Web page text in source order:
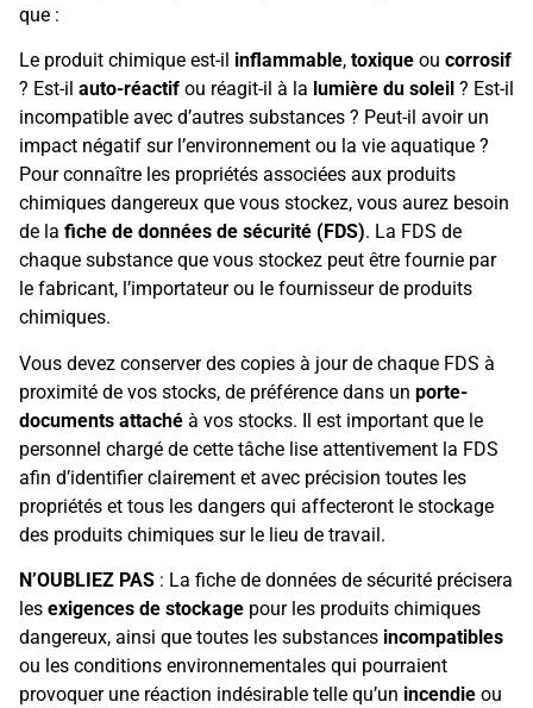
que :
Le produit chimique est-il inflammable, toxique ou corrosif
? Est-il auto-réactif ou réagit-il à la lumière du soleil ? Est-il
incompatible avec d’autres substances ? Peut-il avoir un
impact négatif sur l’environnement ou la vie aquatique ?
Pour connaître les propriétés associées aux produits
chimiques dangereux que vous stockez, vous aurez besoin
de la fiche de données de sécurité (FDS). La FDS de
chaque substance que vous stockez peut être fournie par
le fabricant, l’importateur ou le fournisseur de produits
chimiques.
Vous devez conserver des copies à jour de chaque FDS à
proximité de vos stocks, de préférence dans un porte-
documents attaché à vos stocks. Il est important que le
personnel chargé de cette tâche lise attentivement la FDS
afin d’identifier clairement et avec précision toutes les
propriétés et tous les dangers qui affecteront le stockage
des produits chimiques sur le lieu de travail.
N’OUBLIEZ PAS : La fiche de données de sécurité précisera
les exigences de stockage pour les produits chimiques
dangereux, ainsi que toutes les substances incompatibles
ou les conditions environnementales qui pourraient
provoquer une réaction indésirable telle qu’un incendie ou